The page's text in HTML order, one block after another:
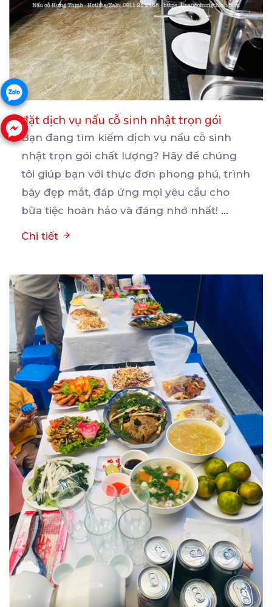
đặt dịch vụ nấu cỗ sinh nhật trọn gói
Bạn đang tìm kiếm dịch vụ nấu cỗ sinh
nhật trọn gói chất lượng? Hãy để chúng
tôi giúp bạn với thực đơn phong phú, trình
bày đẹp mắt, đáp ứng mọi yêu cầu cho
bữa tiệc hoàn hảo và đáng nhớ nhất! ...
Chi tiết